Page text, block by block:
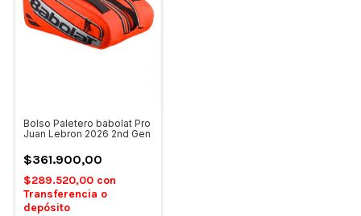
Bolso Paletero babolat Pro
Juan Lebron 2026 2nd Gen
$361.900,00
$289.520,00 con
Transferencia o
depósito